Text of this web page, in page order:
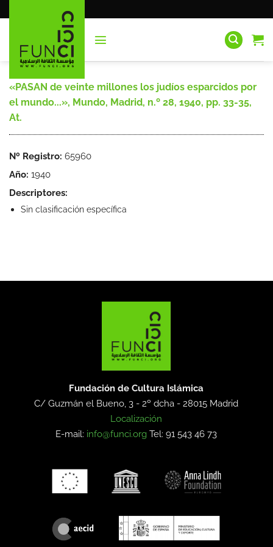
al
«PASAN de veinte millones los judíos esparcidos por
el mundo...», Mundo, Madrid, n.º 28, 1940, pp. 33-35,
At.
Nº Registro: 65960
Año: 1940
Descriptores:
Sin clasificación específica
Fundación de Cultura Islámica
C/ Guzmán el Bueno, 3 - 2º dcha -28015 Madrid
Localización
E-mail: info@funci.org Tel: 91 543 46 73